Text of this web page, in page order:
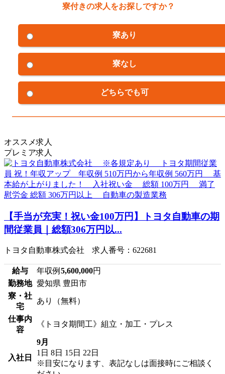
寮付きの求人をお探しですか？
寮あり
寮なし
どちらでも可
オススメ求人
プレミア求人
【手当が充実！祝い金100万円】トヨタ自動車の期
間従業員｜総額306万円以...
トヨタ自動車株式会社 求人番号：622681
給与 年収例 5,600,000円
勤務地 愛知県 豊田市
寮・社
宅
あり（無料）
仕事内
容
《トヨタ期間工》組立・加工・プレス
入社日
9月
1日 8日 15日 22日
※目安になります、表記なしは面接時にご相談く